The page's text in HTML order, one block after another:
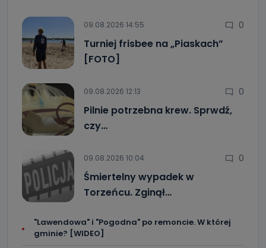
09.08.2026 14:55 0
Turniej frisbee na „Piaskach”
[FOTO]
09.08.2026 12:13 0
Pilnie potrzebna krew. Sprwdź,
czy…
09.08.2026 10:04 0
Śmiertelny wypadek w
Torzeńcu. Zginął…
"Lawendowa" i "Pogodna" po remoncie. W której
gminie? [WIDEO]